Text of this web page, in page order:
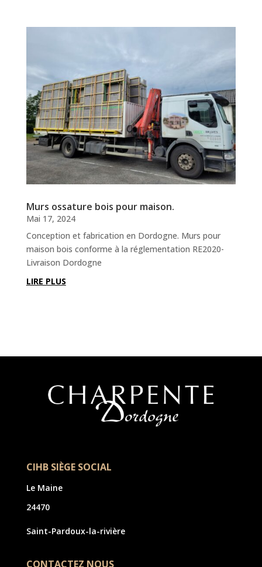
Murs ossature bois pour maison.
Mai 17, 2024
Conception et fabrication en Dordogne. Murs pour
maison bois conforme à la réglementation RE2020-
Livraison Dordogne
LIRE PLUS
CIHB SIÈGE SOCIAL
Le Maine
24470
Saint-Pardoux-la-rivière
CONTACTEZ NOUS